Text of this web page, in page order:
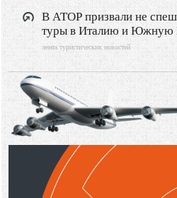
В АТОР призвали не
туры в Италию и Южную
лента туристических новостей